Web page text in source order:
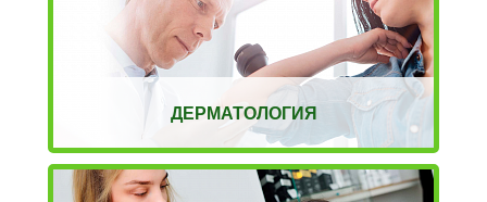
ДЕРМАТОЛОГИЯ